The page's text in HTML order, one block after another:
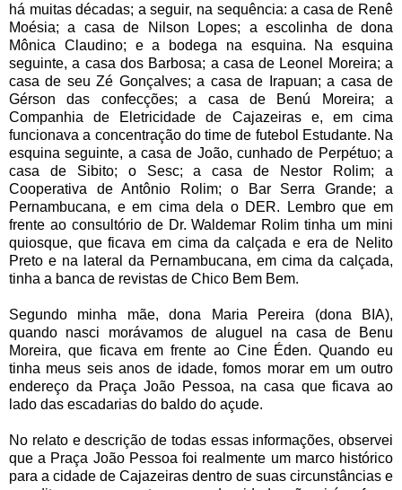
há muitas décadas; a seguir, na sequência: a casa de Renê
Moésia; a casa de Nilson Lopes; a escolinha de dona
Mônica Claudino; e a bodega na esquina. Na esquina
seguinte, a casa dos Barbosa; a casa de Leonel Moreira; a
casa de seu Zé Gonçalves; a casa de Irapuan; a casa de
Gérson das confecções; a casa de Benú Moreira; a
Companhia de Eletricidade de Cajazeiras e, em cima
funcionava a concentração do time de futebol Estudante. Na
esquina seguinte, a casa de João, cunhado de Perpétuo; a
casa de Sibito; o Sesc; a casa de Nestor Rolim; a
Cooperativa de Antônio Rolim; o Bar Serra Grande; a
Pernambucana, e em cima dela o DER. Lembro que em
frente ao consultório de Dr. Waldemar Rolim tinha um mini
quiosque, que ficava em cima da calçada e era de Nelito
Preto e na lateral da Pernambucana, em cima da calçada,
tinha a banca de revistas de Chico Bem Bem.
Segundo minha mãe, dona Maria Pereira (dona BIA),
quando nasci morávamos de aluguel na casa de Benu
Moreira, que ficava em frente ao Cine Éden. Quando eu
tinha meus seis anos de idade, fomos morar em um outro
endereço da Praça João Pessoa, na casa que ficava ao
lado das escadarias do baldo do açude.
No relato e descrição de todas essas informações, observei
que a Praça João Pessoa foi realmente um marco histórico
para a cidade de Cajazeiras dentro de suas circunstâncias e